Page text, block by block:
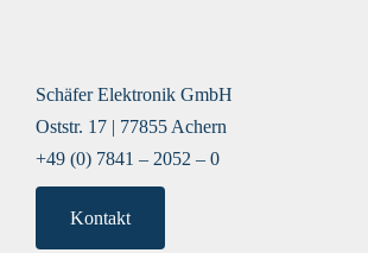
Schäfer Elektronik GmbH
Oststr. 17 | 77855 Achern
+49 (0) 7841 – 2052 – 0
Kontakt